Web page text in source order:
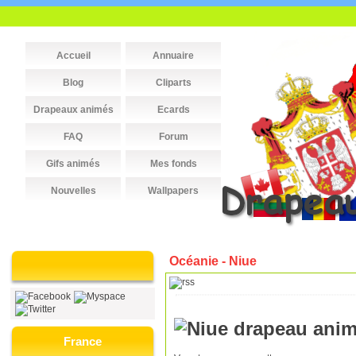
Accueil Annuaire
Blog Cliparts
Drapeaux animés Ecards
FAQ Forum
Gifs animés Mes fonds
Nouvelles Wallpapers
France
Océanie - Niue